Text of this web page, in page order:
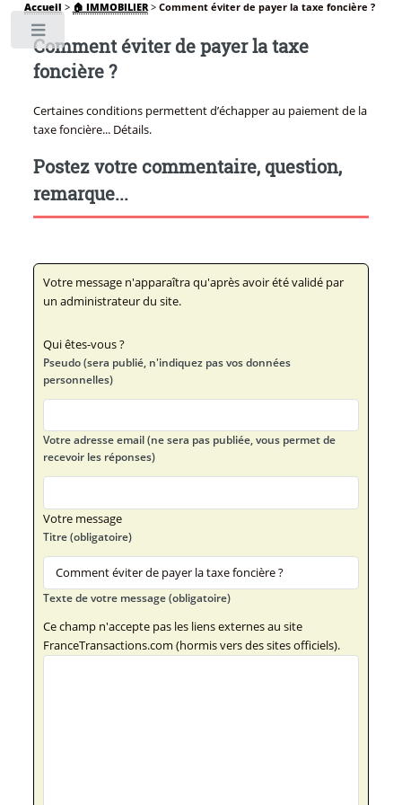
Accueil > 🏠 IMMOBILIER> Comment éviter de payer la taxe foncière ?
Comment éviter de payer la taxe
foncière ?
Certaines conditions permettent d’échapper au paiement de la
taxe foncière... Détails.
Postez votre commentaire, question,
remarque...
Votre message n'apparaîtra qu'après avoir été validé par
un administrateur du site.
Qui êtes-vous ?
Pseudo (sera publié, n'indiquez pas vos données
personnelles)
Votre adresse email (ne sera pas publiée, vous permet de
recevoir les réponses)
Votre message
Titre (obligatoire)
Texte de votre message (obligatoire)
Ce champ n'accepte pas les liens externes au site
FranceTransactions.com (hormis vers des sites officiels).